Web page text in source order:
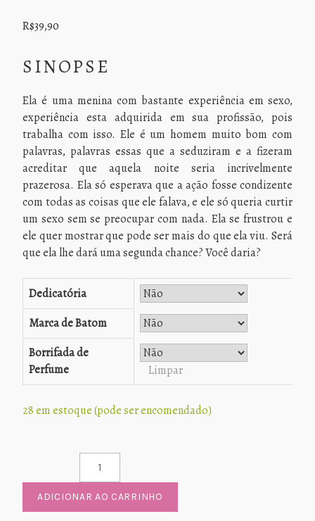
como
de 5, com
em
avaliações
R$39,90
SINOPSE
Ela é uma menina com bastante experiência em sexo,
experiência esta adquirida em sua profissão, pois
trabalha com isso. Ele é um homem muito bom com
palavras, palavras essas que a seduziram e a fizeram
acreditar que aquela noite seria incrivelmente
prazerosa. Ela só esperava que a ação fosse condizente
com todas as coisas que ele falava, e ele só queria curtir
um sexo sem se preocupar com nada. Ela se frustrou e
ele quer mostrar que pode ser mais do que ela viu. Será
que ela lhe dará uma segunda chance? Você daria?
Dedicatória
Marca de Batom
Borrifada de
Perfume
Limpar
28 em estoque (pode ser encomendado)
ADICIONAR AO CARRINHO